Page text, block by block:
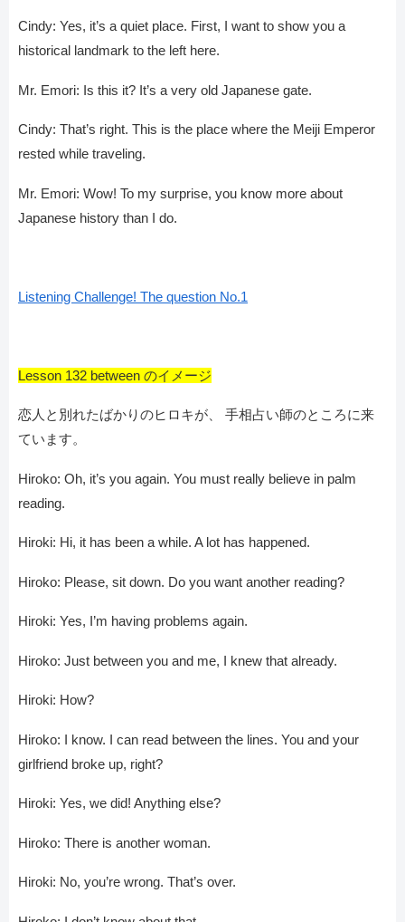
Cindy: Yes, it’s a quiet place. First, I want to show you a
historical landmark to the left here.
Mr. Emori: Is this it? It’s a very old Japanese gate.
Cindy: That’s right. This is the place where the Meiji Emperor
rested while traveling.
Mr. Emori: Wow! To my surprise, you know more about
Japanese history than I do.
Listening Challenge! The question No.1
Lesson 132 between のイメージ
恋人と別れたばかりのヒロキが、 手相占い師のところに来
ています。
Hiroko: Oh, it’s you again. You must really believe in palm
reading.
Hiroki: Hi, it has been a while. A lot has happened.
Hiroko: Please, sit down. Do you want another reading?
Hiroki: Yes, I’m having problems again.
Hiroko: Just between you and me, I knew that already.
Hiroki: How?
Hiroko: I know. I can read between the lines. You and your
girlfriend broke up, right?
Hiroki: Yes, we did! Anything else?
Hiroko: There is another woman.
Hiroki: No, you’re wrong. That’s over.